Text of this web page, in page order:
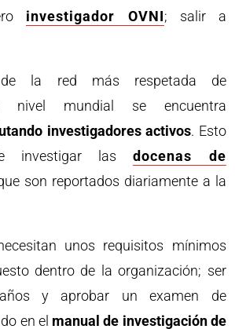
investigador OVNI; salir a
la red más respetada de
nivel mundial se encuentra
investigadores activos. Esto
investigar las docenas de
son reportados diariamente a la
unos requisitos mínimos
dentro de la organización; ser
y aprobar un examen de
en el manual de investigación de